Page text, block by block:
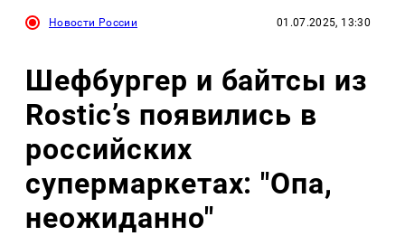
Новости России 01.07.2025, 13:30
Шефбургер и байтсы из
Rostic’s появились в
российских
супермаркетах: "Опа,
неожиданно"